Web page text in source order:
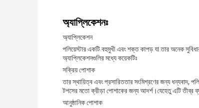
অ্যাপ্লিকেশনঃ
অ্যাপ্লিকেশন
পলিয়েস্টার একটি বহুমুখী এবং শক্ত কাপড় যা তার অনেক
অ্যাপ্লিকেশনগুলির মধ্যে কয়েকটিঃ
সক্রিয় পোশাক
তার স্থায়িত্ব এবং প্রসারিততার সংমিশ্রণের জন্য ধন্যবাদ,
টপসের মতো ক্রীড়া পোশাকের জন্য আদর্শ।যেহেতু এটি তীব্র
আনুষ্ঠানিক পোশাক